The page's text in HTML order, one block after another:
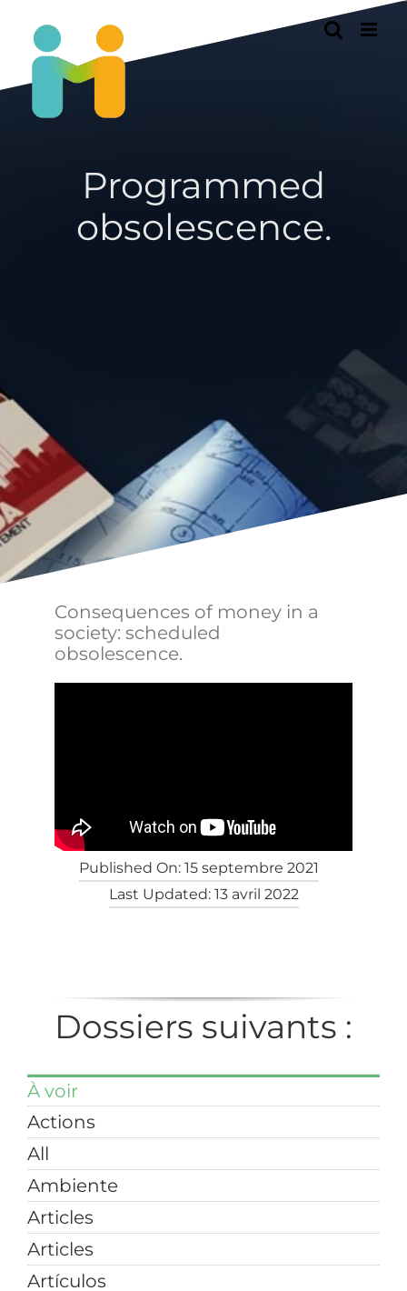
contenu
Programmed
obsolescence.
Consequences of money in a
society: scheduled
obsolescence.
Published On: 15 septembre 2021
Last Updated: 13 avril 2022
Dossiers suivants :
À voir
Actions
All
Ambiente
Articles
Articles
Artículos